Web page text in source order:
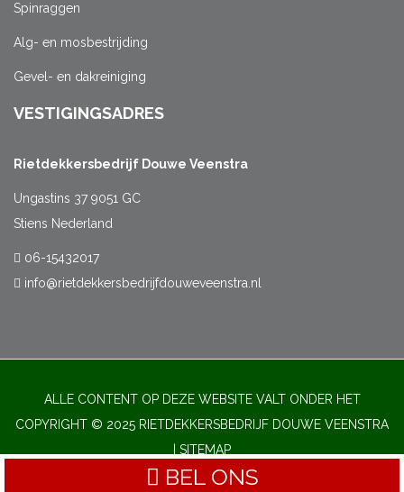
Spinraggen
Alg- en mosbestrijding
Gevel- en dakreiniging
VESTIGINGSADRES
Rietdekkersbedrijf Douwe Veenstra
Ungastins 37 9051 GC
Stiens Nederland
06-15432017
info@rietdekkersbedrijfdouweveenstra.nl
ALLE CONTENT OP DEZE WEBSITE VALT ONDER HET
COPYRIGHT © 2025 RIETDEKKERSBEDRIJF DOUWE VEENSTRA
SITEMAP
BEL ONS